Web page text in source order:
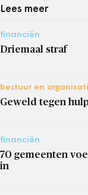
Lees meer
financiën
Driemaal straf
bestuur en
Geweld tegen
financiën
70 gemeenten
in